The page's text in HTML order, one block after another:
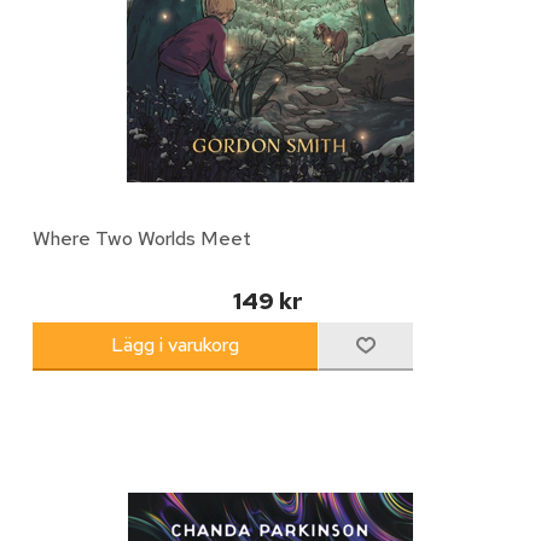
Where Two Worlds Meet
149 kr